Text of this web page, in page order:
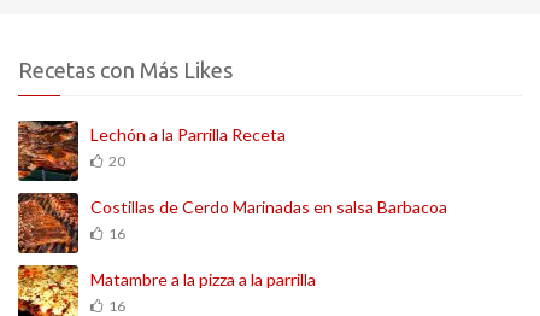
Recetas con Más Likes
Lechón a la Parrilla Receta
20
Costillas de Cerdo Marinadas en salsa Barbacoa
16
Matambre a la pizza a la parrilla
16